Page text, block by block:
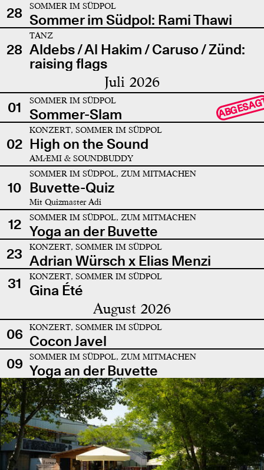
28
SOMMER IM SÜDPOL
Sommer im Südpol: Rami Thawi
28
TANZ
Aldebs / Al Hakim / Caruso / Zünd:
raising flags
Juli 2026
01 SOMMER IM SÜDPOL
Sommer-Slam
02
KONZERT, SOMMER IM SÜDPOL
High on the Sound
AMÆMI & SOUNDBUDDY
10
SOMMER IM SÜDPOL, ZUM MITMACHEN
Buvette-Quiz
Mit Quizmaster Adi
12 SOMMER IM SÜDPOL, ZUM MITMACHEN
Yoga an der Buvette
23
KONZERT, SOMMER IM SÜDPOL
Adrian Würsch x Elias Menzi
31
KONZERT, SOMMER IM SÜDPOL
Gina Été
August 2026
06 KONZERT, SOMMER IM SÜDPOL
Cocon Javel
09
SOMMER IM SÜDPOL, ZUM MITMACHEN
Yoga an der Buvette